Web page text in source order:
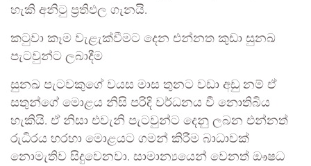
හැකි අනිටු ප්‍රතිඵල ගැනයි.
කටුවා කෑම වැළැක්වීමට දෙන එන්නත කුඩා සුනඛ
පැටවුන්ට ලබාදීම
සුනඛ පැටවකුගේ වයස මාස තුනට වඩා අඩු නම් ඒ
සතුන්ගේ මොළය නිසි පරිදි වර්ධනය වී නොතිබිය
හැකියි. ඒ නිසා එවැනි පැටවුන්ට දෙනු ලබන එන්නත්
රුධිරය හරහා මොළයට ගමන් කිරීම බාධාවක්
නොමැතිව සිදුවෙනවා. සාමාන්‍යයෙන් වෙනත් ඖෂධ